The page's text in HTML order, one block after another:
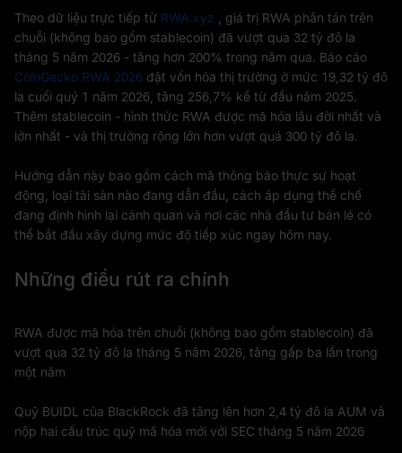
Theo dữ liệu trực tiếp từ RWA.xyz
, giá trị RWA phân tán trên
chuỗi (không bao gồm stablecoin) đã vượt qua 32 tỷ đô la
tháng 5 năm 2026 - tăng hơn 200% trong năm qua. Báo cáo
CoinGecko RWA 2026 đặt vốn hóa thị trường ở mức 19,32 tỷ đô
la cuối quý 1 năm 2026, tăng 256,7% kể từ đầu năm 2025.
Thêm stablecoin - hình thức RWA được mã hóa lâu đời nhất và
lớn nhất - và thị trường rộng lớn hơn vượt quá 300 tỷ đô la.
Hướng dẫn này bao gồm cách mã thông báo thực sự hoạt
động, loại tài sản nào đang dẫn đầu, cách áp dụng thể chế
đang định hình lại cảnh quan và nơi các nhà đầu tư bán lẻ có
thể bắt đầu xây dựng mức độ tiếp xúc ngay hôm nay.
Những điều rút ra chính
RWA được mã hóa trên chuỗi (không bao gồm stablecoin) đã
vượt qua 32 tỷ đô la tháng 5 năm 2026, tăng gấp ba lần trong
một năm
Quỹ BUIDL của BlackRock đã tăng lên hơn 2,4 tỷ đô la AUM và
nộp hai cấu trúc quỹ mã hóa mới với SEC tháng 5 năm 2026